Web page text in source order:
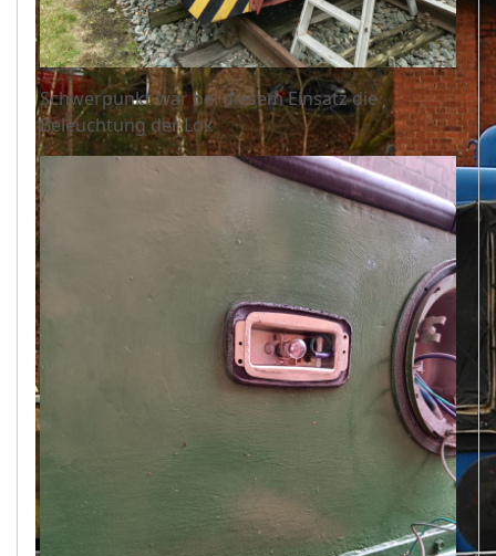
Schwerpunkt war bei diesem Einsatz die
Beleuchtung der Lok